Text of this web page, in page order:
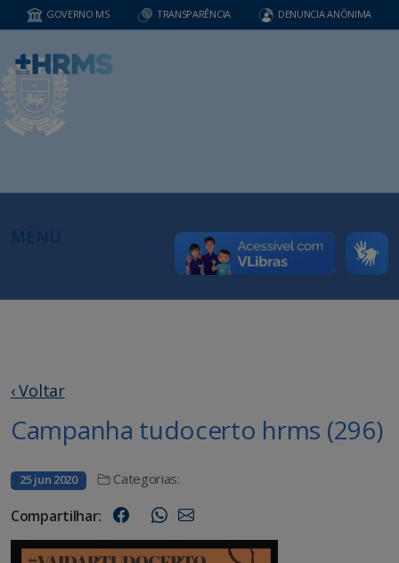
GOVERNO MS TRANSPARÊNCIA DENUNCIA ANÔNIMA
‹ Voltar
Campanha tudocerto hrms (296)
25 jun 2020 Categorias:
Compartilhar: